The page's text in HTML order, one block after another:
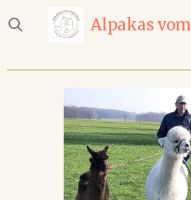
Hauptinhalt
Alpakas vom